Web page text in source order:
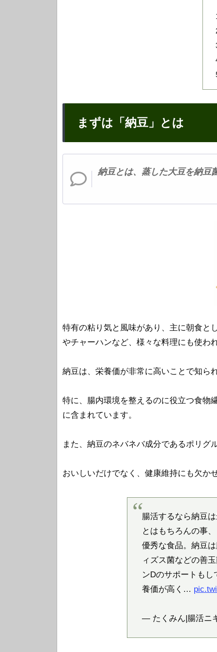
まずは「納豆」とは
納豆とは、蒸した大豆を納豆
特有の粘り気と風味があり、主に朝食と
やチャーハンなど、様々な料理にも使わ
納豆は、栄養価が非常に高いことで知ら
特に、腸内環境を整えるのに役立つ食物
に含まれています。
また、納豆のネバネバ成分であるポリグ
おいしいだけでなく、健康維持にも欠か
腸活するなら納豆
とはもちろんの事
優秀な食品。納豆
ィズス菌などの善
ンDのサポートも
養価が高く…
— たくみん|腸活ニ